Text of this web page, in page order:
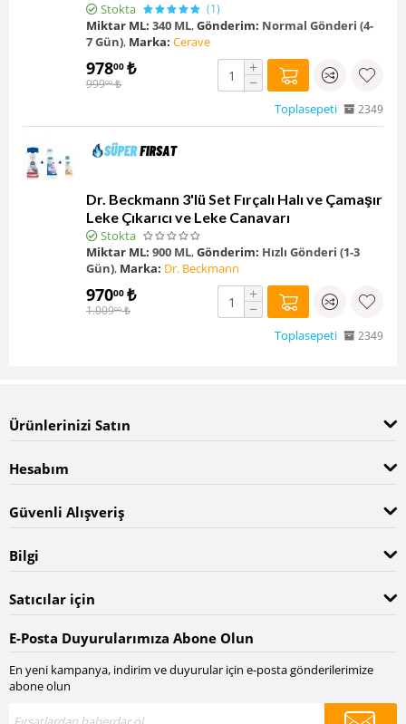
Stokta (1)
Miktar ML: 340 ML,Gönderim: Normal Gönderi (4-
7 Gün), Marka: Cerave
97800 ₺
99900 ₺
+
−
Toplasepeti 2349
Dr. Beckmann 3'lü Set Fırçalı Halı ve Çamaşır
Leke Çıkarıcı ve Leke Canavarı
Stokta
Miktar ML: 900 ML,Gönderim: Hızlı Gönderi (1-3
Gün), Marka: Dr. Beckmann
97000 ₺
1.00900 ₺
+
−
Toplasepeti 2349
Ürünlerinizi Satın
Hesabım
Güvenli Alışveriş
Bilgi
Satıcılar için
E-Posta Duyurularımıza Abone Olun
En yeni kampanya, indirim ve duyurular için e-posta gönderilerimize
abone olun